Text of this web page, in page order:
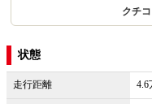
クチコ
状態
走行距離 4.6